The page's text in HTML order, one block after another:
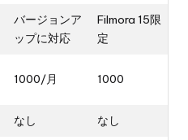
バージョンア
ップに対応
Filmora 15限
定
1000/月 1000
なし なし